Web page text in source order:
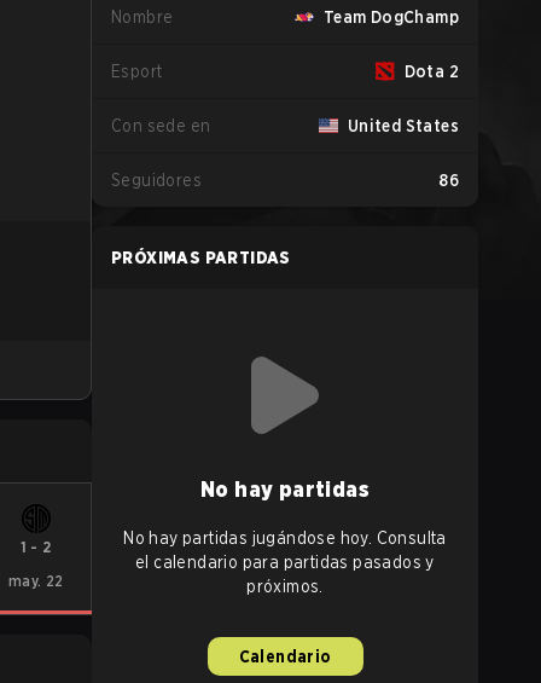
1 - 2
may. 22
Nombre Team DogChamp
Esport Dota 2
Con sede en United States
Seguidores 86
PRÓXIMAS PARTIDAS
No hay partidas
No hay partidas jugándose hoy. Consulta
el calendario para partidas pasados y
próximos.
Calendario